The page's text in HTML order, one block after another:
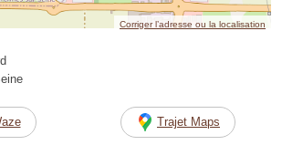
Corriger l’adresse ou la localisation
Trajet Maps